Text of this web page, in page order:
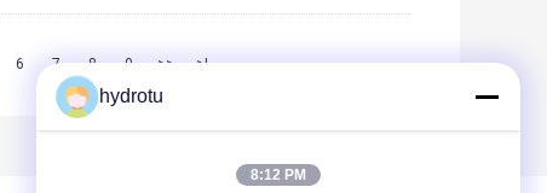
6 7 8 9 >> >|
hydrotu
8:12 PM